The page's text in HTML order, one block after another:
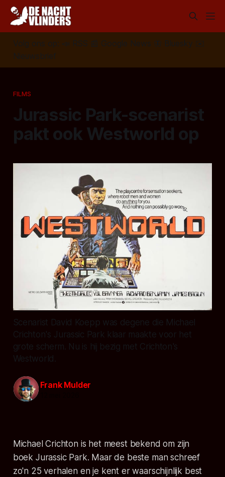
Volg ons op: 📣 RSS 📰 Google News 🦋 Bluesky
✉️
Nieuwsbrief
FILMS
Jurassic Park-scenarist
pakt ook Westworld op
Scenarist David Koepp was degene die Michael
Crichton's Jurassic Park klaar maakte voor het
grote scherm. Nu is hij bezig met Crichton's
Westworld.
Frank Mulder
Michael Crichton is het meest bekend om zijn
boek Jurassic Park. Maar de beste man schreef
zo'n 25 verhalen en je kent er waarschijnlijk best